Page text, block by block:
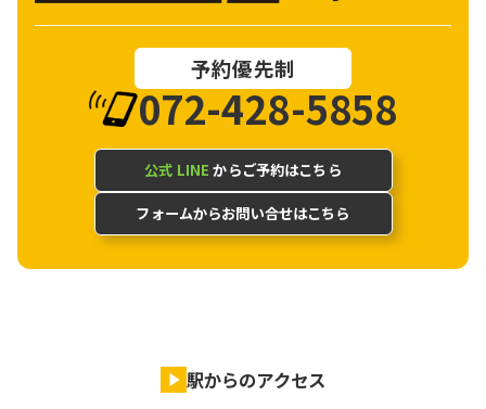
予約優先制
072-428-5858
公式 LINE からご予約はこちら
フォームからお問い合せはこちら
駅からのアクセス